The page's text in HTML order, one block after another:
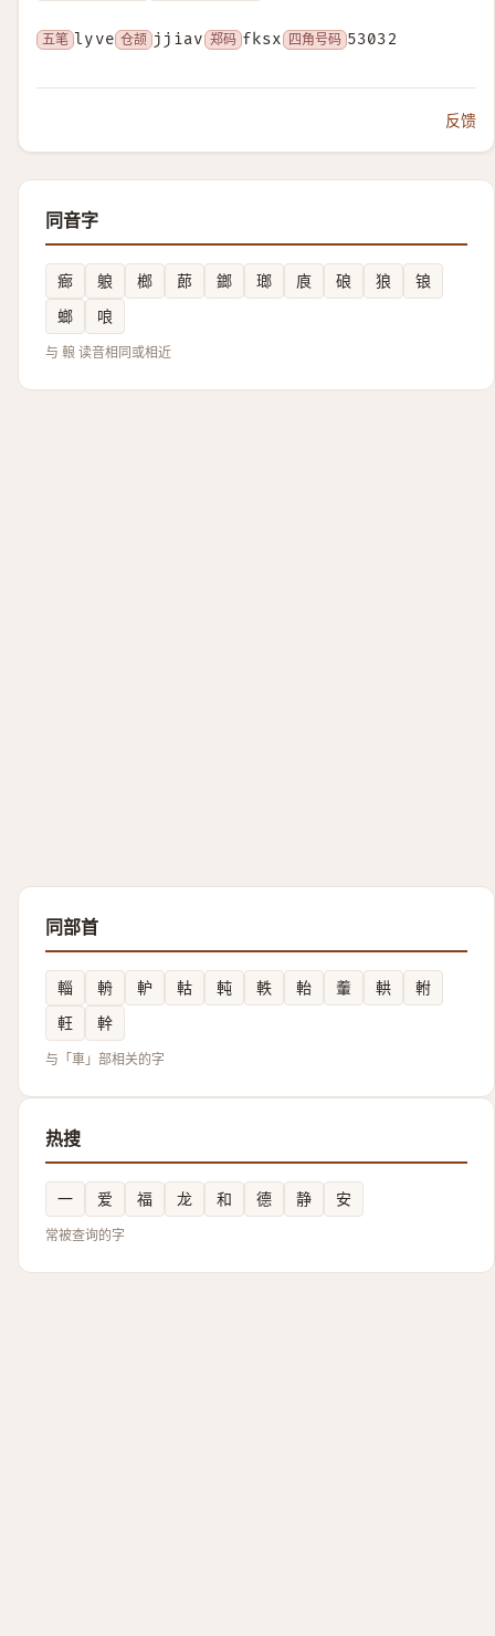
五笔 lyve 仓颉 jjiav 郑码 fksx 四角号码 53032
反馈
同音字
㾿 躴 榔 蓈 鎯 瑯 㢃 硠 狼
锒
螂
哴
与 䡙 读音相同或相近
同部首
輜 輈 䡎 軲 軘 軼 軩 䡨 輁
軵
軖
龫
与「車」部相关的字
热搜
一 爱 福 龙 和 德 静 安
常被查询的字